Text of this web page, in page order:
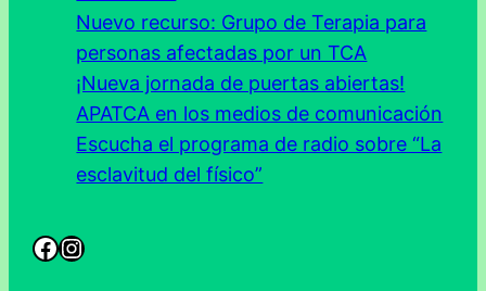
Nuevo recurso: Grupo de Terapia para
personas afectadas por un TCA
¡Nueva jornada de puertas abiertas!
APATCA en los medios de comunicación
Escucha el programa de radio sobre “La
esclavitud del físico”
Facebook
Instagram